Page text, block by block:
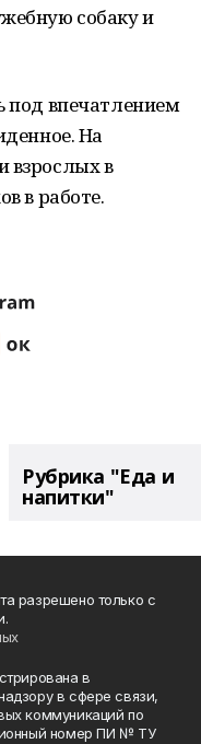
собаку и
под впечатлением
На
взрослых в
в работе.
Рубрика "Еда и
напитки"
разрешено только с
в
в сфере связи,
коммуникаций по
номер ПИ № ТУ